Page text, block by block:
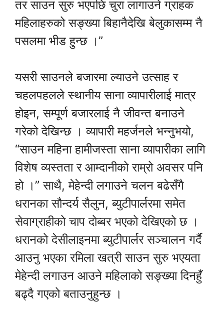
तर साउन सुरु भएपछि चुरा लागाउने ग्राहक
महिलाहरुको सङ्ख्या बिहानैदेखि बेलुकासम्म नै
पसलमा भीड हुन्छ ।”
यसरी साउनले बजारमा ल्याउने उत्साह र
चहलपहलले स्थानीय साना व्यापारीलाई मात्र
होइन, सम्पूर्ण बजारलाई नै जीवन्त बनाउने
गरेको देखिन्छ । व्यापारी महर्जनले भन्नुभयो,
“साउन महिना हामीजस्ता साना व्यापारीका लागि
विशेष व्यस्तता र आम्दानीको राम्रो अवसर पनि
हो ।” साथै, मेहेन्दी लगाउने चलन बढेसँगै
धरानका सौन्दर्य सैलुन, ब्युटीपार्लरमा समेत
सेवाग्राहीको चाप दोब्बर भएको देखिएको छ ।
धरानको देसीलाइनमा ब्युटीपार्लर सञ्चालन गर्दै
आउनु भएका रमिला खत्री साउन सुरु भएयता
मेहेन्दी लगाउन आउने महिलाको सङ्ख्या दिनहुँ
बढ्दै गएको बताउनुहुन्छ ।